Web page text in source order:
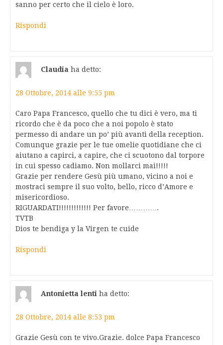
sanno per certo che il cielo è loro.
Rispondi
Claudia ha detto:
28 Ottobre, 2014 alle 9:55 pm
Caro Papa Francesco, quello che tu dici è vero, ma ti
ricordo che è da poco che a noi popolo è stato
permesso di andare un po’ più avanti della reception.
Comunque grazie per le tue omelie quotidiane che ci
aiutano a capirci, a capire, che ci scuotono dal torpore
in cui spesso cadiamo. Non mollarci mai!!!!!
Grazie per rendere Gesù più umano, vicino a noi e
mostraci sempre il suo volto, bello, ricco d’Amore e
misericordioso.
RIGUARDATI!!!!!!!!!!!!! Per favore………….
TVTB
Dios te bendiga y la Virgen te cuide
Rispondi
Antonietta lenti ha detto:
28 Ottobre, 2014 alle 8:53 pm
Grazie Gesù con te vivo.Grazie. dolce Papa Francesco